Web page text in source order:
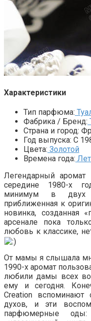
Характеристики
Тип парфюма:
Фабрика / Бренд:
Страна и город:
Год выпуска: С
Цвета: Золотой
Времена года:
Легендарный
середине 1980-х
минимум в двух
приближенная к
новинка, созданная
арсенале пока
любовь к классике,
От мамы я слышала
1990-х аромат
любили дамы всех
ему и сегодня.
Creation
духов, и эти
парфюмерные